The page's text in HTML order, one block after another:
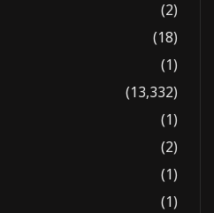
(2)
(18)
(1)
(13,332)
(1)
(2)
(1)
(1)